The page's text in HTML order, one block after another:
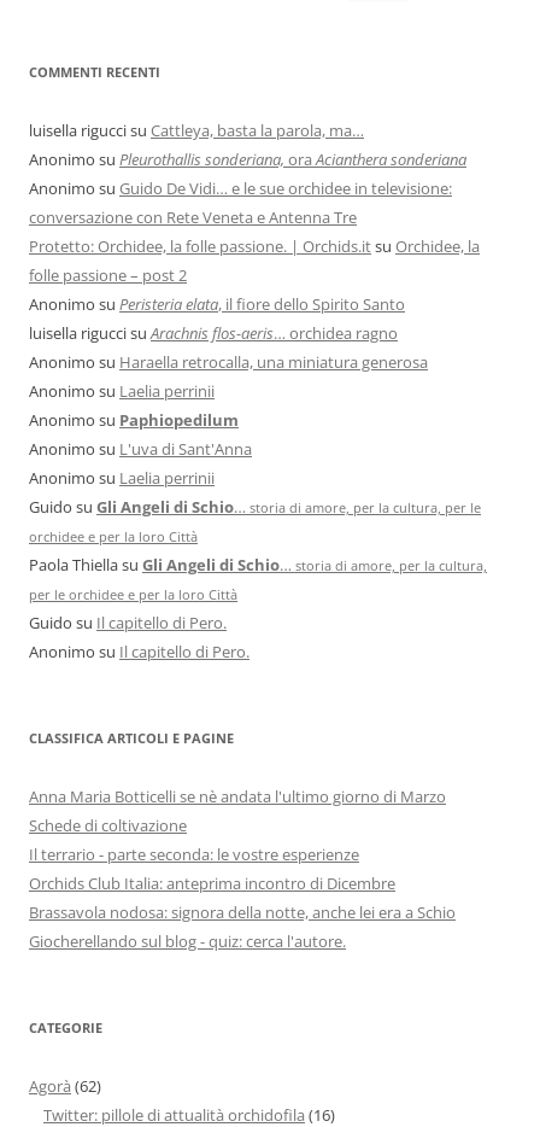
COMMENTI RECENTI
luisella riguccisu Cattleya, basta la parola, ma…
Anonimo su Pleurothallis sonderiana, ora Acianthera sonderiana
Anonimo su Guido De Vidi… e le sue orchidee in televisione:
conversazione con Rete Veneta e Antenna Tre
Protetto: Orchidee, la folle passione. | Orchids.itsu Orchidee, la
folle passione – post 2
Anonimo su Peristeria elata, il fiore dello Spirito Santo
luisella riguccisu Arachnis flos-aeris… orchidea ragno
Anonimo su Haraella retrocalla, una miniatura generosa
Anonimo su Laelia perrinii
Anonimo su Paphiopedilum
Anonimo su L'uva di Sant'Anna
Anonimo su Laelia perrinii
Guido su Gli Angeli di Schio… storia di amore, per la cultura, per le
orchidee e per la loro Città
Paola Thiellasu Gli Angeli di Schio… storia di amore, per la cultura,
per le orchidee e per la loro Città
Guido su Il capitello di Pero.
Anonimo su Il capitello di Pero.
CLASSIFICA ARTICOLI E PAGINE
Anna Maria Botticelli se nè andata l'ultimo giorno di Marzo
Schede di coltivazione
Il terrario - parte seconda: le vostre esperienze
Orchids Club Italia: anteprima incontro di Dicembre
Brassavola nodosa: signora della notte, anche lei era a Schio
Giocherellando sul blog - quiz: cerca l'autore.
CATEGORIE
Agorà (62)
Twitter: pillole di attualità orchidofila (16)